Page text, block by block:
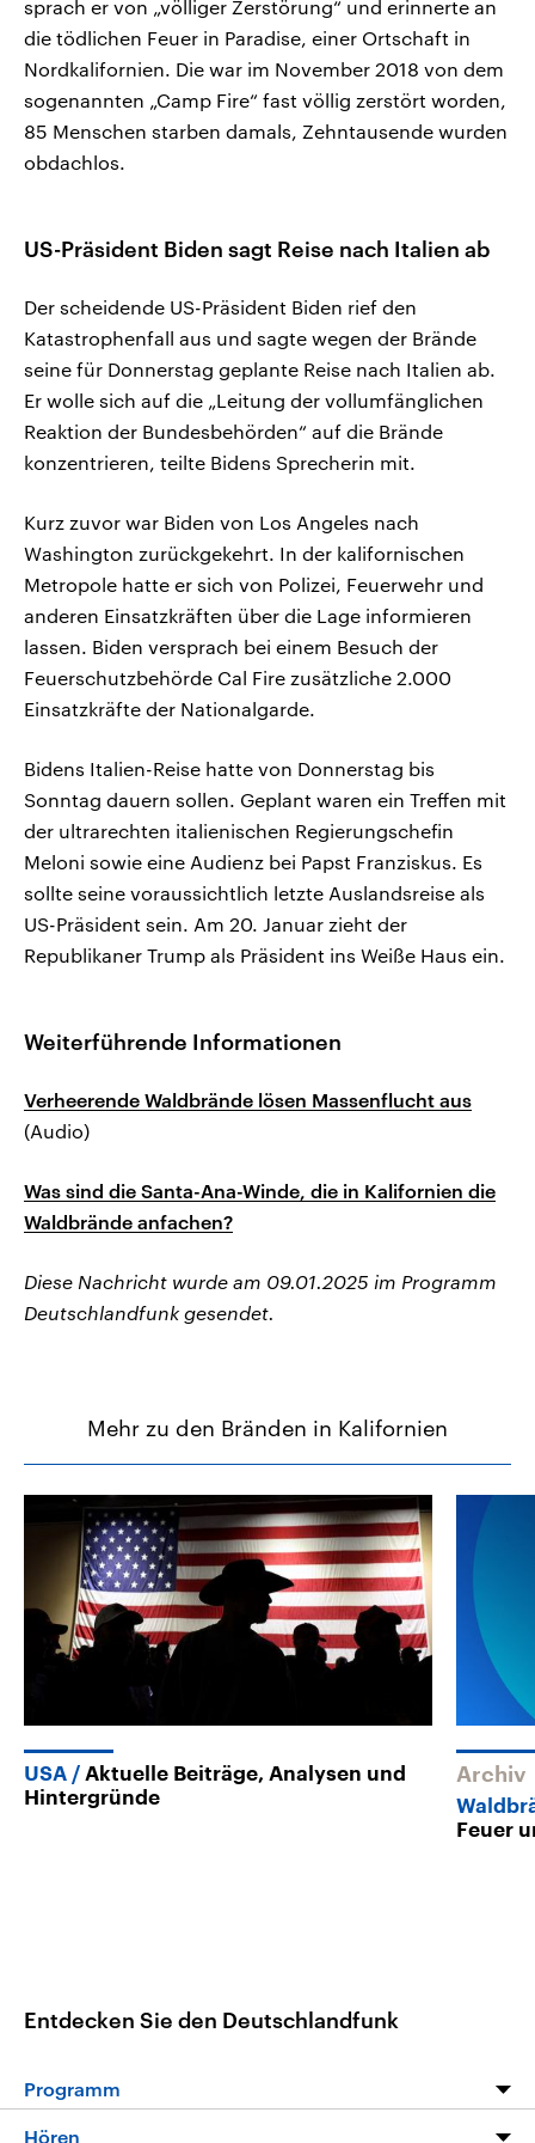
sprach er von „völliger Zerstörung“ und erinnerte an
die tödlichen Feuer in Paradise, einer Ortschaft in
Nordkalifornien. Die war im November 2018 von dem
sogenannten „Camp Fire“ fast völlig zerstört worden,
85 Menschen starben damals, Zehntausende wurden
obdachlos.
US-Präsident Biden sagt Reise nach Italien ab
Der scheidende US-Präsident Biden rief den
Katastrophenfall aus und sagte wegen der Brände
seine für Donnerstag geplante Reise nach Italien ab.
Er wolle sich auf die „Leitung der vollumfänglichen
Reaktion der Bundesbehörden“ auf die Brände
konzentrieren, teilte Bidens Sprecherin mit.
Kurz zuvor war Biden von Los Angeles nach
Washington zurückgekehrt. In der kalifornischen
Metropole hatte er sich von Polizei, Feuerwehr und
anderen Einsatzkräften über die Lage informieren
lassen. Biden versprach bei einem Besuch der
Feuerschutzbehörde Cal Fire zusätzliche 2.000
Einsatzkräfte der Nationalgarde.
Bidens Italien-Reise hatte von Donnerstag bis
Sonntag dauern sollen. Geplant waren ein Treffen mit
der ultrarechten italienischen Regierungschefin
Meloni sowie eine Audienz bei Papst Franziskus. Es
sollte seine voraussichtlich letzte Auslandsreise als
US-Präsident sein. Am 20. Januar zieht der
Republikaner Trump als Präsident ins Weiße Haus ein.
Weiterführende Informationen
Verheerende Waldbrände lösen Massenflucht aus
(Audio)
Was sind die Santa-Ana-Winde, die in Kalifornien die
Waldbrände anfachen?
Diese Nachricht wurde am 09.01.2025 im Programm
Deutschlandfunk gesendet.
Mehr zu den Bränden in Kalifornien
USA
Aktuelle Beiträge, Analysen und
Hintergründe
Archiv
Feuer
Entdecken Sie den Deutschlandfunk
Programm
Programm
Hören